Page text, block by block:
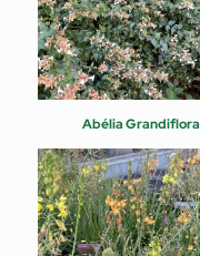
Abélia Grandiflora